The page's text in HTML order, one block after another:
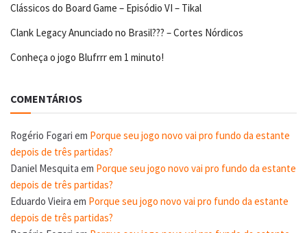
Clássicos do Board Game – Episódio VI – Tikal
Clank Legacy Anunciado no Brasil??? – Cortes Nórdicos
Conheça o jogo Blufrrr em 1 minuto!
COMENTÁRIOS
Rogério Fogari em Porque seu jogo novo vai pro fundo da estante
depois de três partidas?
Daniel Mesquita em Porque seu jogo novo vai pro fundo da estante
depois de três partidas?
Eduardo Vieira em Porque seu jogo novo vai pro fundo da estante
depois de três partidas?